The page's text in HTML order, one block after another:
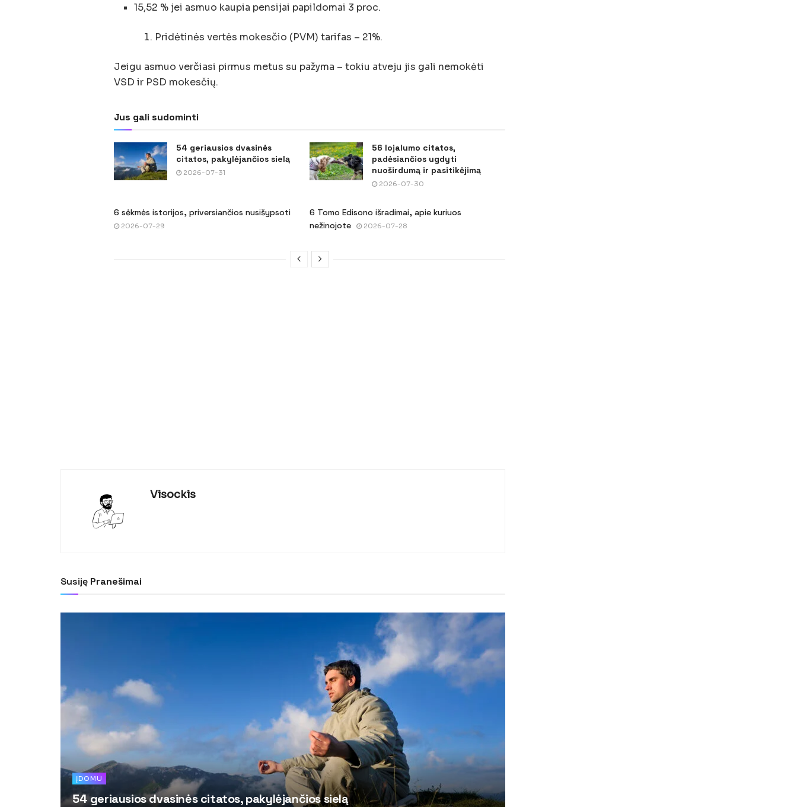
15,52 % jei asmuo kaupia pensijai papildomai 3 proc.
Pridėtinės vertės mokesčio (PVM) tarifas – 21%.
Jeigu asmuo verčiasi pirmus metus su pažyma – tokiu atveju jis gali nemokėti
VSD ir PSD mokesčių.
Jus gali sudominti
54 geriausios dvasinės
citatos, pakylėjančios sielą
2026-07-31
56 lojalumo citatos,
padėsiančios ugdyti
nuoširdumą ir pasitikėjimą
2026-07-30
6 sėkmės istorijos, priversiančios nusišypsoti
2026-07-29
6 Tomo Edisono išradimai, apie kuriuos
nežinojote
2026-07-28
Visockis
Susiję Pranešimai
ĮDOMU
54 geriausios dvasinės citatos, pakylėjančios sielą